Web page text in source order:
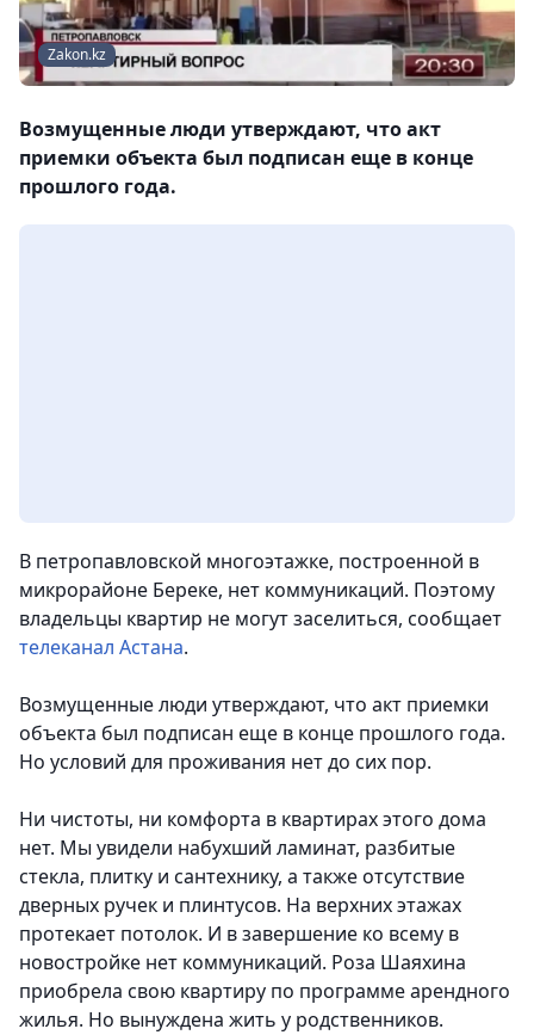
Zakon.kz
Возмущенные люди утверждают, что акт
приемки объекта был подписан еще в конце
прошлого года.
В петропавловской многоэтажке, построенной в
микрорайоне Береке, нет коммуникаций. Поэтому
владельцы квартир не могут заселиться, сообщает
телеканал Астана.
Возмущенные люди утверждают, что акт приемки
объекта был подписан еще в конце прошлого года.
Но условий для проживания нет до сих пор.
Ни чистоты, ни комфорта в квартирах этого дома
нет. Мы увидели набухший ламинат, разбитые
стекла, плитку и сантехнику, а также отсутствие
дверных ручек и плинтусов. На верхних этажах
протекает потолок. И в завершение ко всему в
новостройке нет коммуникаций. Роза Шаяхина
приобрела свою квартиру по программе арендного
жилья. Но вынуждена жить у родственников.